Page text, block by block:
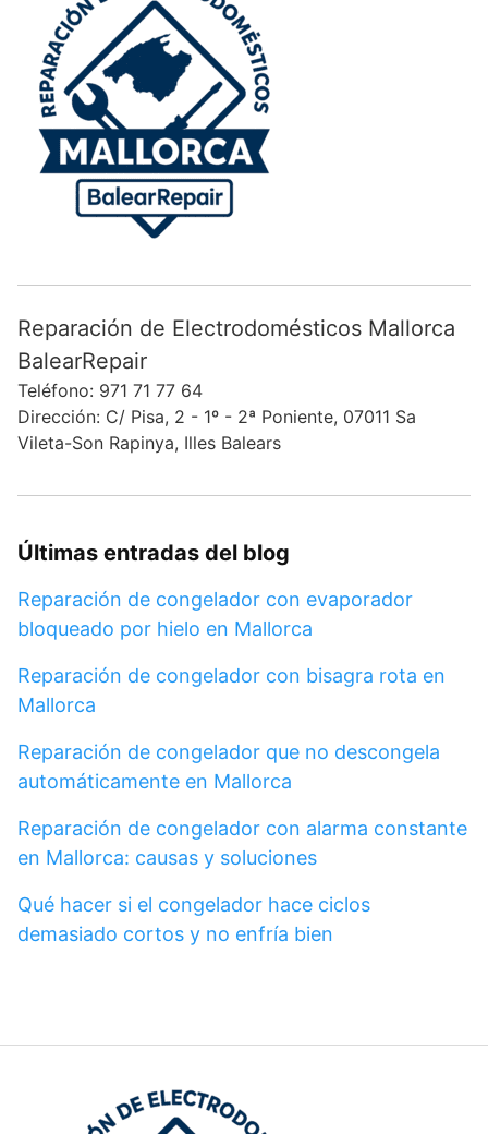
Reparación de Electrodomésticos Mallorca
BalearRepair
Teléfono: 971 71 77 64
Dirección: C/ Pisa, 2 - 1º - 2ª Poniente, 07011 Sa
Vileta-Son Rapinya, Illes Balears
Últimas entradas del blog
Reparación de congelador con evaporador
bloqueado por hielo en Mallorca
Reparación de congelador con bisagra rota en
Mallorca
Reparación de congelador que no descongela
automáticamente en Mallorca
Reparación de congelador con alarma constante
en Mallorca: causas y soluciones
Qué hacer si el congelador hace ciclos
demasiado cortos y no enfría bien